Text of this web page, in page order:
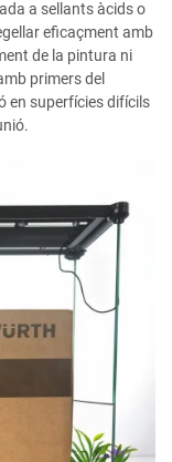
a sellants àcids o
eficaçment amb
de la pintura ni
primers del
en superfícies difícils